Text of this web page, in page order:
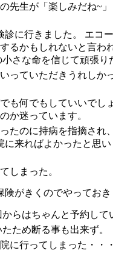
先生が「楽しみだね~
に行きました。 エ
るかもしれないと言
さな命を信じて頑張り
っていただきうれし
も何でもしていいで
か迷っています。
たのに持病を指摘さ
来ればよかったと思
しまった。
がきくのでやってお
らはちゃんと予約して
ため断る事も出来ず。
に行ってしまった・